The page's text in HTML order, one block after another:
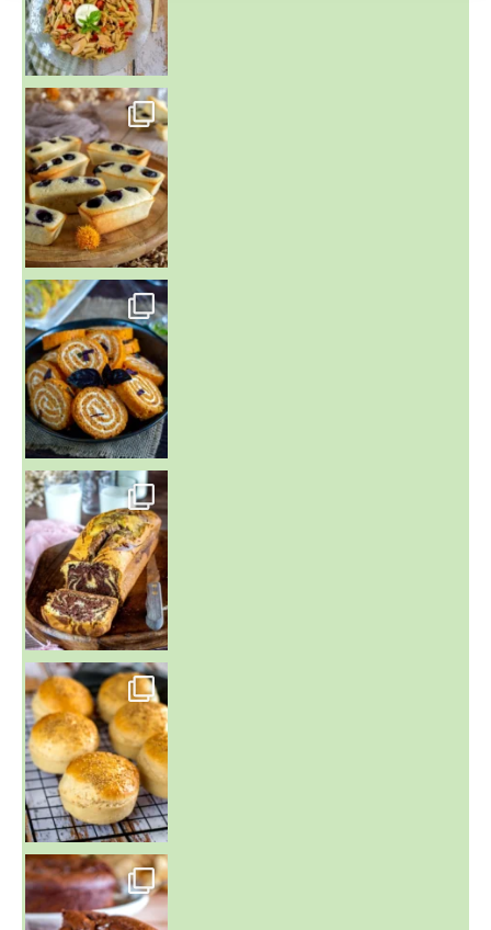
~ FINANCIERS MYRTILLES ET CITRON ~
Aujourd'hu
~ BUNS MAISON ~
Un peu de boulange par ici au
~ GÂTEAU FONDANT CHOCO NOISETTE ~
C'est lundi